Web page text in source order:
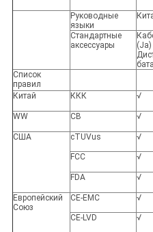
Руководные
языки
Стандартные
аксессуары
(Ja)
Список
правил
Китай
ККК √
WW CB √
США cTUVus √
FCC √
FDA √
Европейский
Союз
CE-EMC √
CE-LVD √